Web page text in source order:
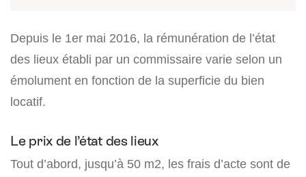
Depuis le 1er mai 2016, la rémunération de l’état
des lieux établi par un commissaire varie selon un
émolument en fonction de la superficie du bien
locatif.
Le prix de l’état des lieux
Tout d’abord, jusqu’à 50 m2, les frais d’acte sont de